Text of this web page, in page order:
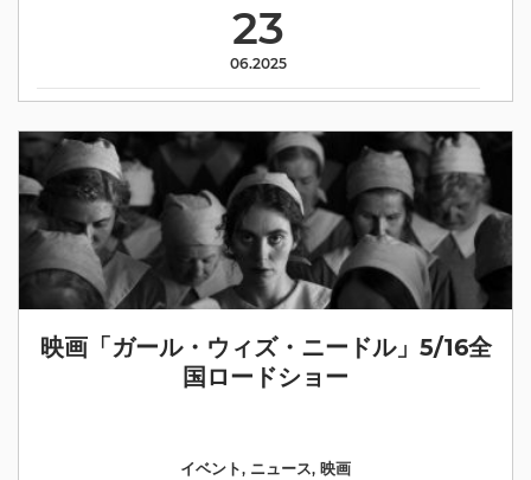
23
06.2025
映画「ガール・ウィズ・ニードル」5/16全
国ロードショー
イベント, ニュース, 映画